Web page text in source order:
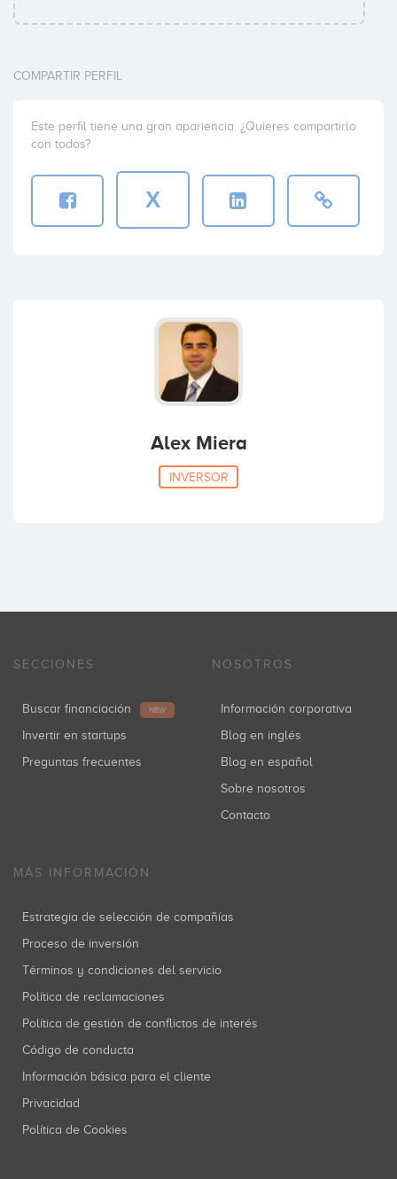
COMPARTIR PERFIL
Este perfil tiene una gran apariencia. ¿Quieres compartirlo
con todos?
X
Alex Miera
INVERSOR
SECCIONES
Buscar financiación NEW
Invertir en startups
Preguntas frecuentes
NOSOTROS
Información corporativa
Blog en inglés
Blog en español
Sobre nosotros
Contacto
MÁS INFORMACIÓN
Estrategia de selección de compañías
Proceso de inversión
Términos y condiciones del servicio
Política de reclamaciones
Política de gestión de conflictos de interés
Código de conducta
Información básica para el cliente
Privacidad
Política de Cookies